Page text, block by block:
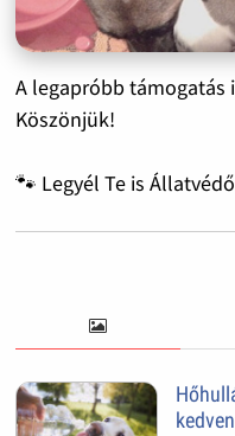
A legapróbb támogatás
Köszönjük!
🐾 Legyél Te is